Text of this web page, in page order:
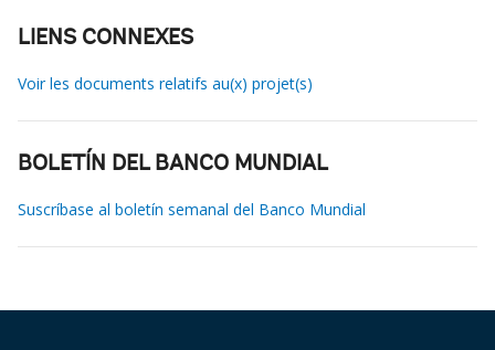
LIENS CONNEXES
Voir les documents relatifs au(x) projet(s)
BOLETÍN DEL BANCO MUNDIAL
Suscríbase al boletín semanal del Banco Mundial